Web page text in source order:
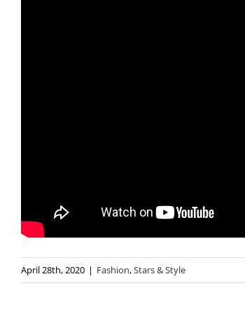
April 28th, 2020 | Fashion,Stars & Style